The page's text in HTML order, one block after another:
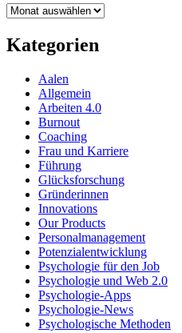
Archiv
Kategorien
Aalen
Allgemein
Arbeiten 4.0
Burnout
Coaching
Frau und Karriere
Führung
Glücksforschung
Gründerinnen
Innovations
Our Products
Personalmanagement
Potenzialentwicklung
Psychologie für den Job
Psychologie und Web 2.0
Psychologie-Apps
Psychologie-News
Psychologische Methoden